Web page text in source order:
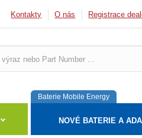
Kontakty O nás Registrace
Baterie Mobile Energy
NOVÉ BATERIE A